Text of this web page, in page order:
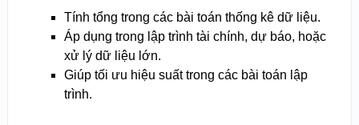
Tính tổng trong các bài toán thống kê dữ liệu.
Áp dụng trong lập trình tài chính, dự báo, hoặc
xử lý dữ liệu lớn.
Giúp tối ưu hiệu suất trong các bài toán lập
trình.